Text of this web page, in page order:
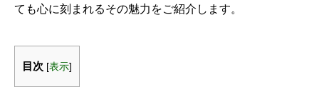
ても心に刻まれるその魅力をご紹介します。
目次 [表示]